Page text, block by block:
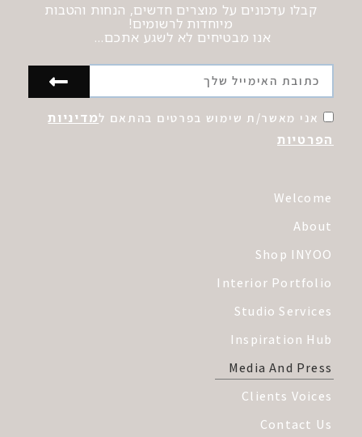
Welcome
About
Shop INYOO
Interior Portfolio
Studio Services
Inspiration Hub
Media And Press
Clients Voices
Contact Us
קבלו עדכונים על מוצרים חדשים, הנחות והטבות
מיוחדות לרשומים!
אנו מבטיחים לא לשגע אתכם…
אני מאשר/ת שימוש בפרטים בהתאם למדיניות
הפרטיות